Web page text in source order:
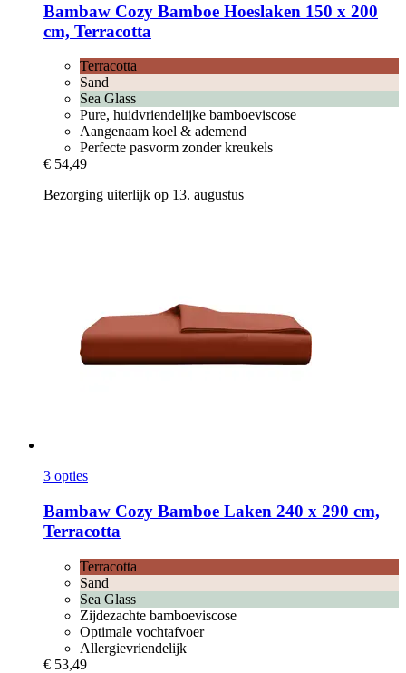
Bambaw Cozy Bamboe Hoeslaken 150 x 200
cm, Terracotta
Terracotta
Sand
Sea Glass
Pure, huidvriendelijke bamboeviscose
Aangenaam koel & ademend
Perfecte pasvorm zonder kreukels
€ 54,49
Bezorging uiterlijk op 13. augustus
3 opties
Bambaw Cozy Bamboe Laken 240 x 290 cm,
Terracotta
Terracotta
Sand
Sea Glass
Zijdezachte bamboeviscose
Optimale vochtafvoer
Allergievriendelijk
€ 53,49